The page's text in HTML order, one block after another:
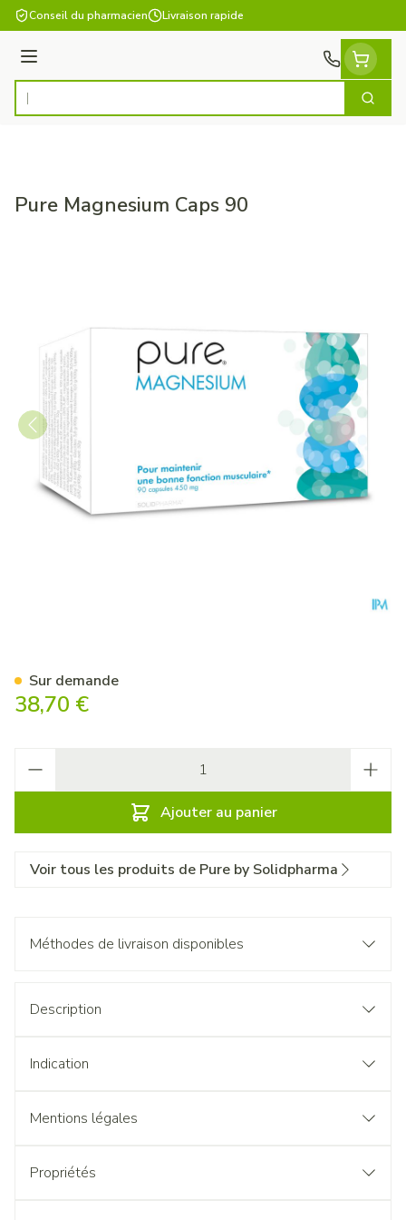
Aller au contenu
Conseil du pharmacien Livraison rapide
Menu
Rechercher
Pure Magnesium Caps 90
38,70 €
Ajouter au panier
Sur demande
Voir tous les produits de Pure by Solidpharma
Méthodes de livraison disponibles
Description
Indication
Mentions légales
Propriétés